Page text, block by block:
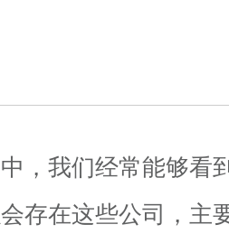
，我们经常能够看
存在这些公司，主